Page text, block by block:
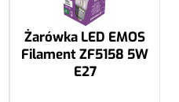
Żarówka LED EMOS
Filament ZF5158 5W
E27